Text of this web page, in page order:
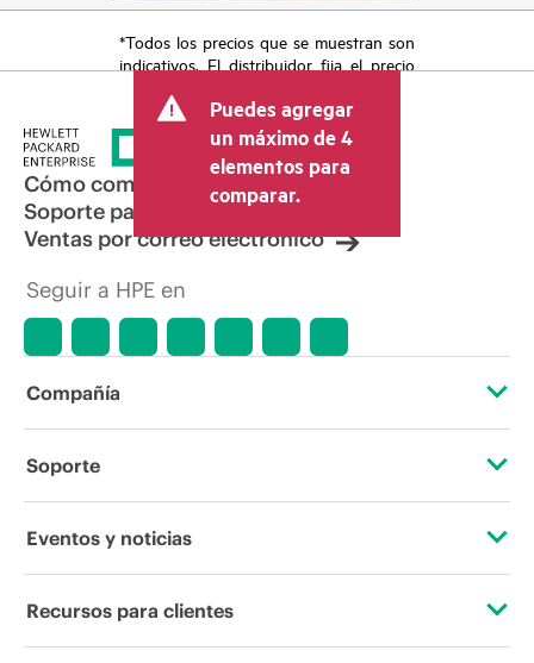
*Todos los precios que se muestran son
indicativos. El distribuidor fija el precio
otros conceptos, como los impuestos a
la venta, el IVA y el envío. El precio de la
transacción que establece el distribuidor
puede variar con respecto a otros
distribuidores y al precio indicativo
mostrado. El precio indicativo puede
incluir ofertas promocionales por tiempo
hacer ajustes de precios en cualquier
momento por motivos que incluyen, a
condiciones del mercado,
promociones de fin de la vida útil y
Puedes agregar
un máximo de 4
elementos para
comparar.
Cómo comprar
Soporte para productos
Ventas por correo electrónico
Seguir a HPE en
Compañía
Acerca de HPE
Responsabilidad corporativa
Soporte
Servicios de soporte operativo
Eventos y noticias
Eventos
Recursos para clientes